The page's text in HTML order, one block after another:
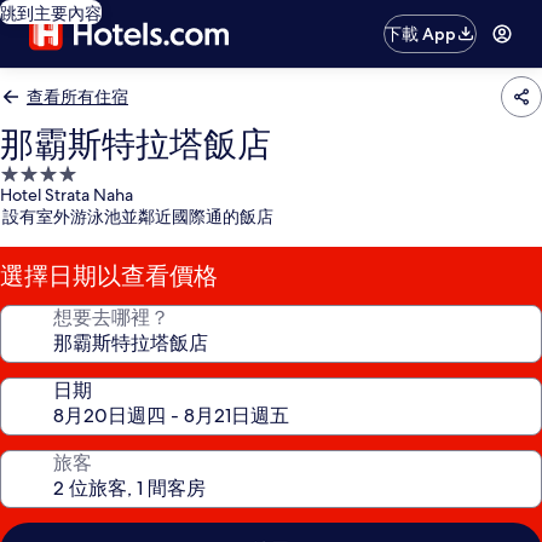
跳到主要內容
下載 App
查看所有住宿
那霸斯特拉塔飯店
4.0
星
級
住
宿
Hotel Strata Naha
設有室外游泳池並鄰近國際通的飯店
選擇日期以查看價格
想要去哪裡？
日期
旅客